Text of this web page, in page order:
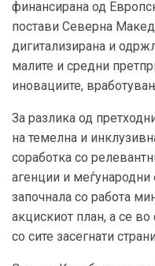
финансирана од
постави Северна
дигитализирана и
малите и средни
иновациите,
За разлика од
на темелна и
соработка со
агенции и меѓународни
започнала со работа
акцискиот план, а се
со сите засегнати